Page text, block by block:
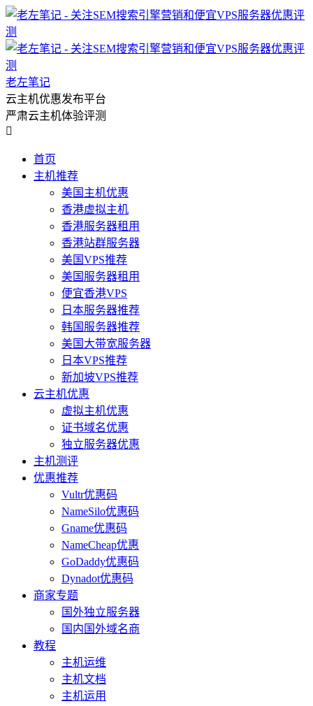
老左笔记
云主机优惠发布平台
严肃云主机体验评测

首页
主机推荐
美国主机优惠
香港虚拟主机
香港服务器租用
香港站群服务器
美国VPS推荐
美国服务器租用
便宜香港VPS
日本服务器推荐
韩国服务器推荐
美国大带宽服务器
日本VPS推荐
新加坡VPS推荐
云主机优惠
虚拟主机优惠
证书域名优惠
独立服务器优惠
主机测评
优惠推荐
Vultr优惠码
NameSilo优惠码
Gname优惠码
NameCheap优惠
GoDaddy优惠码
Dynadot优惠码
商家专题
国外独立服务器
国内国外域名商
教程
主机运维
主机文档
主机运用